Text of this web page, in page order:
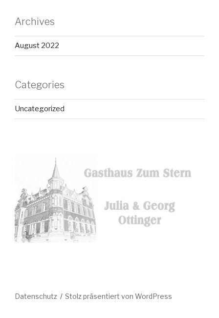
Archives
August 2022
Categories
Uncategorized
Datenschutz Stolz präsentiert von WordPress